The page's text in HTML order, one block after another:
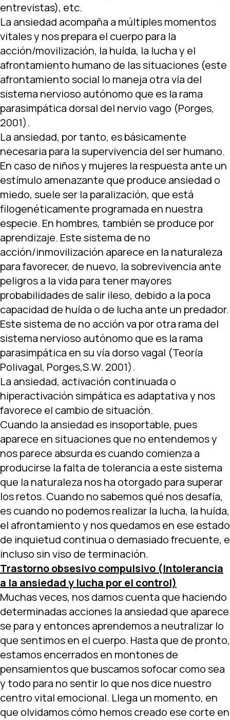
entrevistas), etc.
La ansiedad acompaña a múltiples momentos
vitales y nos prepara el cuerpo para la
acción/movilización, la huída, la lucha y el
afrontamiento humano de las situaciones (este
afrontamiento social lo maneja otra vía del
sistema nervioso autónomo que es la rama
parasimpática dorsal del nervio vago (Porges,
2001).
La ansiedad, por tanto, es básicamente
necesaria para la supervivencia del ser humano.
En caso de niños y mujeres la respuesta ante un
estímulo amenazante que produce ansiedad o
miedo, suele ser la paralización, que está
filogenéticamente programada en nuestra
especie. En hombres, también se produce por
aprendizaje. Este sistema de no
acción/inmovilización aparece en la naturaleza
para favorecer, de nuevo, la sobrevivencia ante
peligros a la vida para tener mayores
probabilidades de salir ileso, debido a la poca
capacidad de huída o de lucha ante un predador.
Este sistema de no acción va por otra rama del
sistema nervioso autónomo que es la rama
parasimpática en su vía dorso vagal (Teoría
Polivagal, Porges,S.W. 2001).
La ansiedad, activación continuada o
hiperactivación simpática es adaptativa y nos
favorece el cambio de situación.
Cuando la ansiedad es insoportable, pues
aparece en situaciones que no entendemos y
nos parece absurda es cuando comienza a
producirse la falta de tolerancia a este sistema
que la naturaleza nos ha otorgado para superar
los retos. Cuando no sabemos qué nos desafía,
es cuando no podemos realizar la lucha, la huída,
el afrontamiento y nos quedamos en ese estado
de inquietud continua o demasiado frecuente, e
incluso sin viso de terminación.
Trastorno obsesivo compulsivo (Intolerancia
a la ansiedad y lucha por el control)
Muchas veces, nos damos cuenta que haciendo
determinadas acciones la ansiedad que aparece
se para y entonces aprendemos a neutralizar lo
que sentimos en el cuerpo. Hasta que de pronto,
estamos encerrados en montones de
pensamientos que buscamos sofocar como sea
y todo para no sentir lo que nos dice nuestro
centro vital emocional. Llega un momento, en
que olvidamos cómo hemos creado ese corte en